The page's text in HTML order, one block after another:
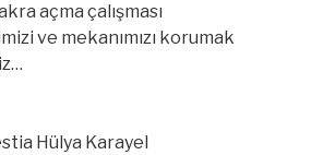
açma çalışması
ve mekanımızı korumak
Hülya Karayel